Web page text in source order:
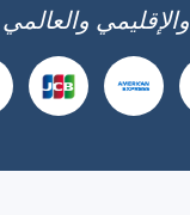
والإقليمي والعالمي